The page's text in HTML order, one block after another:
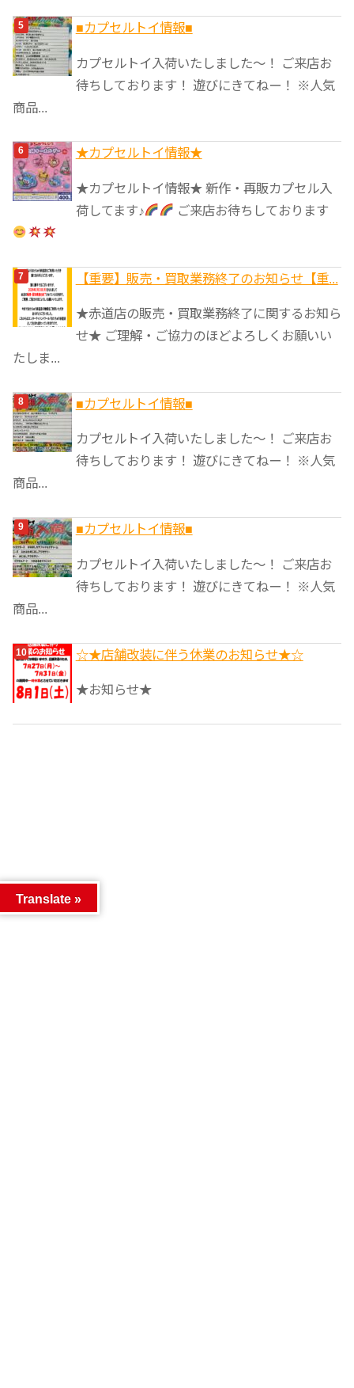
■カプセルトイ情報■
カプセルトイ入荷いたしました〜！ ご来店お
待ちしております！ 遊びにきてねー！ ※人気
商品...
★カプセルトイ情報★
★カプセルトイ情報★ 新作・再販カプセル入
荷してます♪
ご来店お待ちしております
【重要】販売・買取業務終了のお知らせ【重...
★赤道店の販売・買取業務終了に関するお知ら
せ★ ご理解・ご協力のほどよろしくお願いい
たしま...
■カプセルトイ情報■
カプセルトイ入荷いたしました〜！ ご来店お
待ちしております！ 遊びにきてねー！ ※人気
商品...
■カプセルトイ情報■
カプセルトイ入荷いたしました〜！ ご来店お
待ちしております！ 遊びにきてねー！ ※人気
商品...
☆★店舗改装に伴う休業のお知らせ★☆
★お知らせ★
Translate »